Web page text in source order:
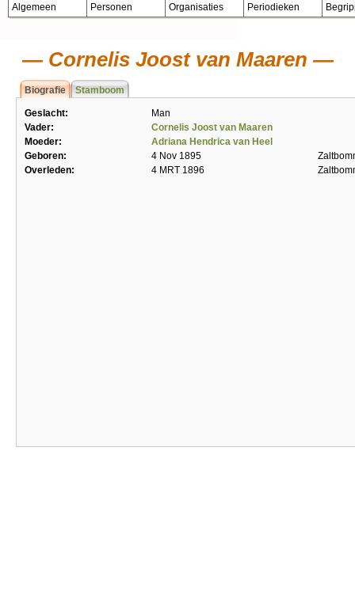
Algemeen Personen Organisaties Periodieken
Cornelis Joost van Maaren
Biografie Stamboom
Geslacht:
Man
Vader:
Cornelis Joost van Maaren
Moeder:
Adriana Hendrica van Heel
Geboren:
4 Nov 1895
Overleden:
4 MRT 1896